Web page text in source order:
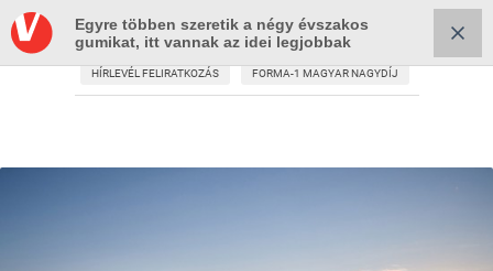
HÍRLEVÉL FELIRATKOZÁS FORMA-1 MAGYAR NAGYDÍJ
Egyre többen szeretik a négy évszakos
gumikat, itt vannak az idei legjobbak